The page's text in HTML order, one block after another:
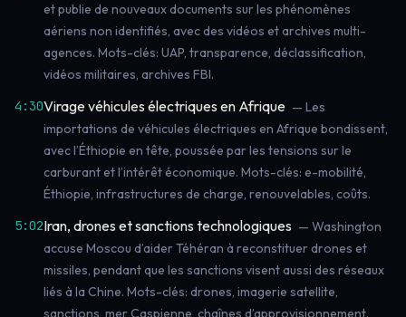
et publie de nouveaux documents sur les phénomènes
aériens non identifiés, avec des vidéos et archives multi-
agences. Mots-clés: UAP, transparence, déclassification,
vidéos militaires, archives FBI.
4:30Virage véhicules électriques en Afrique — Les
importations de véhicules électriques en Afrique bondissent,
avec l’Éthiopie en tête, poussée par les tensions sur le
carburant et l’intérêt économique. Mots-clés: e-mobilité,
Éthiopie, infrastructures de charge, renouvelables, coûts.
5:02Iran, drones et sanctions technologiques — Washington
accuse Moscou d’aider Téhéran à reconstituer drones et
missiles, pendant que les sanctions visent aussi des réseaux
liés à la Chine. Mots-clés: drones, imagerie satellite,
sanctions, mer Caspienne, chaînes d’approvisionnement.